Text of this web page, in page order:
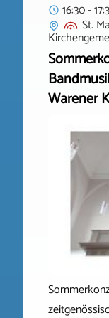
16:30 -
St.
Warener